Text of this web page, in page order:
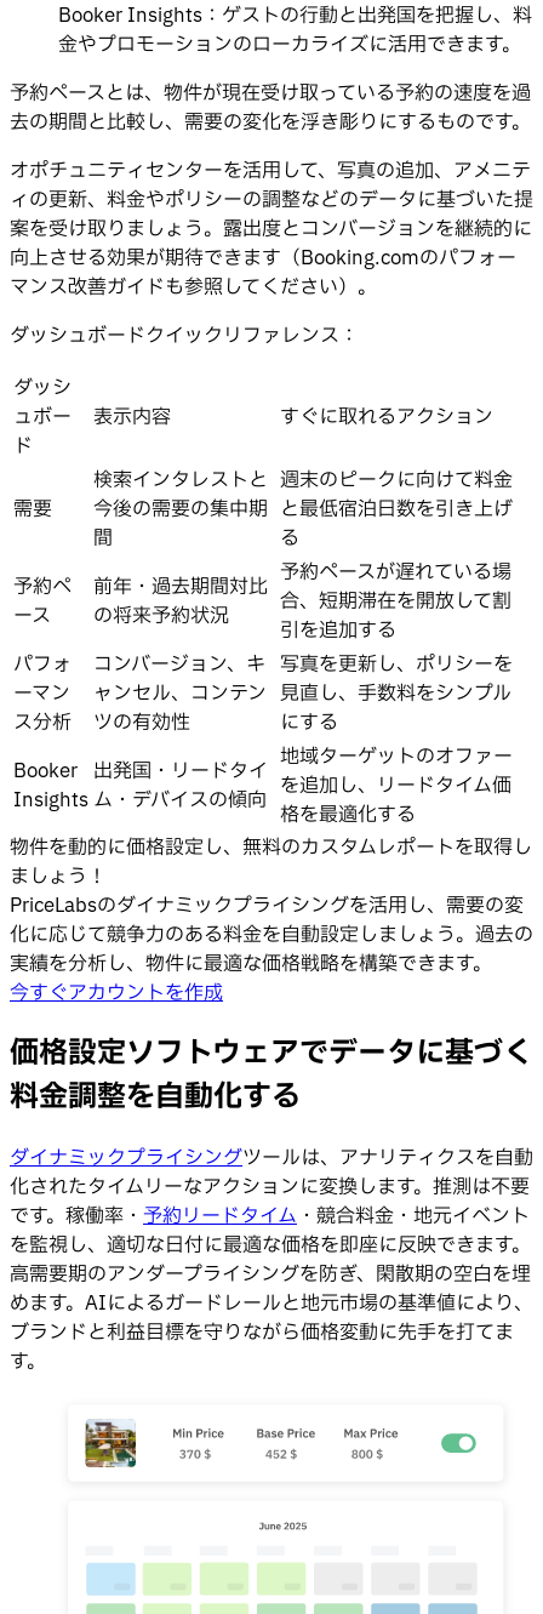
Booker Insights：ゲストの行動と出発国を把握し、料
金やプロモーションのローカライズに活用できます。
予約ペースとは、物件が現在受け取っている予約の速度を過
去の期間と比較し、需要の変化を浮き彫りにするものです。
オポチュニティセンターを活用して、写真の追加、アメニテ
ィの更新、料金やポリシーの調整などのデータに基づいた提
案を受け取りましょう。露出度とコンバージョンを継続的に
向上させる効果が期待できます（Booking.comのパフォー
マンス改善ガイドも参照してください）。
ダッシュボードクイックリファレンス：
ダッシ
ュボー
ド
表示内容 すぐに取れるアクション
需要
検索インタレストと
今後の需要の集中期
間
週末のピークに向けて料金
と最低宿泊日数を引き上げ
る
予約ペ
ース
前年・過去期間対比
の将来予約状況
予約ペースが遅れている場
合、短期滞在を開放して割
引を追加する
パフォ
ーマン
ス分析
コンバージョン、キ
ャンセル、コンテン
ツの有効性
写真を更新し、ポリシーを
見直し、手数料をシンプル
にする
Booker
Insights
出発国・リードタイ
ム・デバイスの傾向
地域ターゲットのオファー
を追加し、リードタイム価
格を最適化する
物件を動的に価格設定し、無料のカスタムレポートを取得し
ましょう！
PriceLabsのダイナミックプライシングを活用し、需要の変
化に応じて競争力のある料金を自動設定しましょう。過去の
実績を分析し、物件に最適な価格戦略を構築できます。
今すぐアカウントを作成
価格設定ソフトウェアでデータに基づく
料金調整を自動化する
ダイナミックプライシングツールは、アナリティクスを自動
化されたタイムリーなアクションに変換します。推測は不要
です。稼働率・ 予約リードタイム ・競合料金・地元イベント
を監視し、適切な日付に最適な価格を即座に反映できます。
高需要期のアンダープライシングを防ぎ、閑散期の空白を埋
めます。AIによるガードレールと地元市場の基準値により、
ブランドと利益目標を守りながら価格変動に先手を打てま
す。